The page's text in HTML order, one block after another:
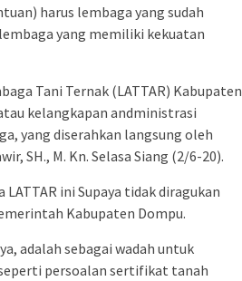
harus lembaga yang sudah
yang memiliki kekuatan
Tani Ternak (LATTAR) Kabupaten
kelangkapan andministrasi
yang diserahkan langsung oleh
SH., M. Kn. Selasa Siang (2/6-20).
ini Supaya tidak diragukan
Kabupaten Dompu.
adalah sebagai wadah untuk
persoalan sertifikat tanah